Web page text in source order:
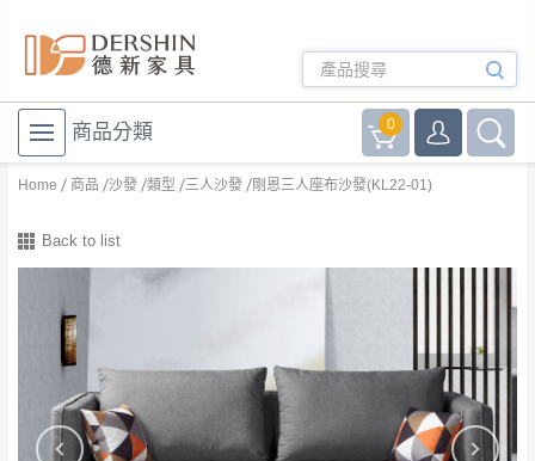
商品分類 0
Home 商品 沙發 類型 三人沙發 剛恩三人座布沙發(KL22-01)
Back to list